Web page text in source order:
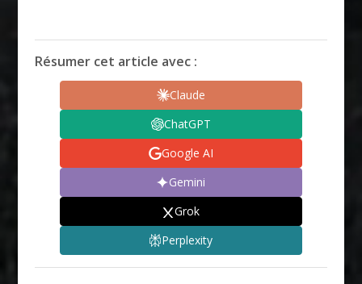
Résumer cet article avec :
Claude
ChatGPT
Google AI
Gemini
Grok
Perplexity